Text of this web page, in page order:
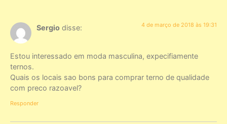
Sergio disse: 4 de março de 2018 às 19:31
Estou interessado em moda masculina, expecifiamente
ternos.
Quais os locais sao bons para comprar terno de qualidade
com preco razoavel?
Responder